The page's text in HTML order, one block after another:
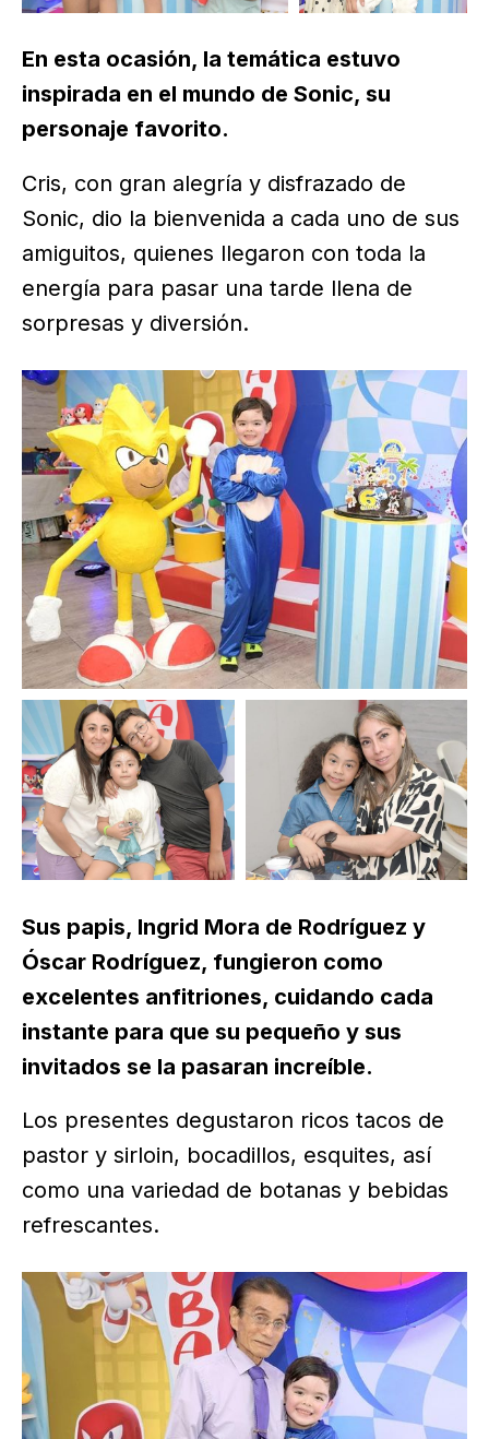
En esta ocasión, la temática estuvo
inspirada en el mundo de Sonic, su
personaje favorito.
Cris, con gran alegría y disfrazado de
Sonic, dio la bienvenida a cada uno de sus
amiguitos, quienes llegaron con toda la
energía para pasar una tarde llena de
sorpresas y diversión.
Sus papis, Ingrid Mora de Rodríguez y
Óscar Rodríguez, fungieron como
excelentes anfitriones, cuidando cada
instante para que su pequeño y sus
invitados se la pasaran increíble.
Los presentes degustaron ricos tacos de
pastor y sirloin, bocadillos, esquites, así
como una variedad de botanas y bebidas
refrescantes.